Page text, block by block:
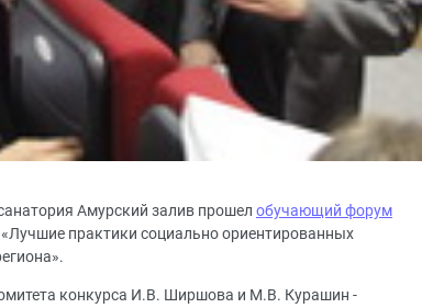
Амурский залив прошел обучающий форум
практики социально ориентированных
конкурса И.В. Ширшова и М.В. Курашин -